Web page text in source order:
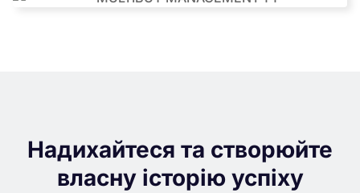
Надихайтеся та створюйте
власну історію успіху